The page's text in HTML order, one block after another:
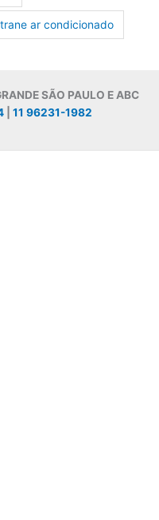
trane ar condicionado
SÃO PAULO E ABC
11 96231-1982